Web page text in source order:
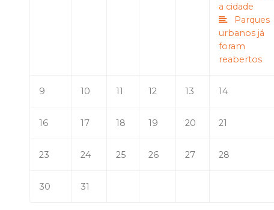
a cidade
Parques
urbanos já
foram
reabertos
9 10 11 12 13 14
16 17 18 19 20 21
23 24 25 26 27 28
30 31